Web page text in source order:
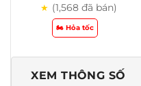
★ (1,568 đã bán)
🏍️ Hỏa tốc
XEM THÔNG SỐ